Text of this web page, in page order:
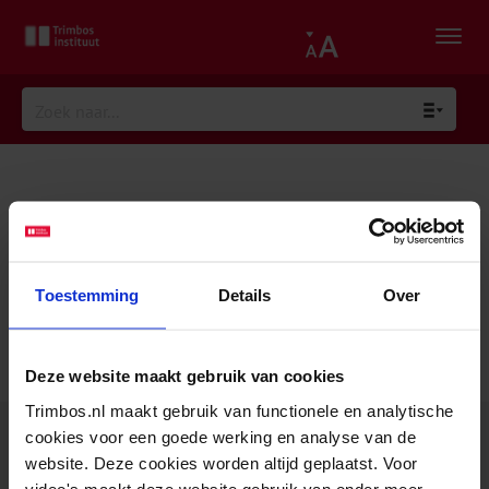
Toestemming Details Over
Deze website maakt gebruik van cookies
Trimbos.nl maakt gebruik van functionele en analytische
cookies voor een goede werking en analyse van de
website. Deze cookies worden altijd geplaatst. Voor
GGZ Ecademy
Geen producten gevonden die aan je selectie voldoen.